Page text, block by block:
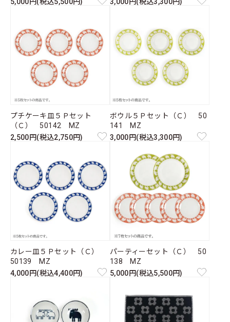
プチケーキ皿５Ｐセット
（Ｃ） 50142 MZ
2,500円(税込2,750円)
ボウル５Ｐセット（Ｃ） 50
141 MZ
3,000円(税込3,300円)
カレー皿５Ｐセット（Ｃ）
50139 MZ
4,000円(税込4,400円)
パーティーセット（Ｃ） 50
138 MZ
5,000円(税込5,500円)